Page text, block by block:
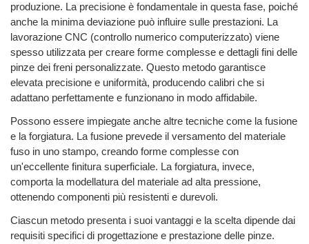
produzione. La precisione è fondamentale in questa fase, poiché
anche la minima deviazione può influire sulle prestazioni. La
lavorazione CNC (controllo numerico computerizzato) viene
spesso utilizzata per creare forme complesse e dettagli fini delle
pinze dei freni personalizzate. Questo metodo garantisce
elevata precisione e uniformità, producendo calibri che si
adattano perfettamente e funzionano in modo affidabile.
Possono essere impiegate anche altre tecniche come la fusione
e la forgiatura. La fusione prevede il versamento del materiale
fuso in uno stampo, creando forme complesse con
un'eccellente finitura superficiale. La forgiatura, invece,
comporta la modellatura del materiale ad alta pressione,
ottenendo componenti più resistenti e durevoli.
Ciascun metodo presenta i suoi vantaggi e la scelta dipende dai
requisiti specifici di progettazione e prestazione delle pinze.